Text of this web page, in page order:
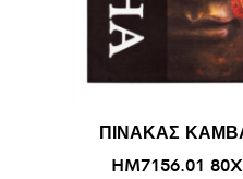
ΠΙΝΑΚΑΣ
HM7156.01